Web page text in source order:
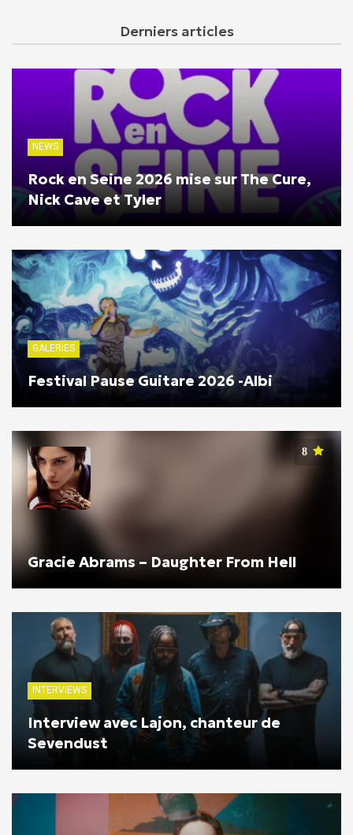
Derniers articles
NEWS
Rock en Seine 2026 mise sur The Cure,
Nick Cave et Tyler
GALERIES
Festival Pause Guitare 2026 -Albi
8
Gracie Abrams – Daughter From Hell
INTERVIEWS
Interview avec Lajon, chanteur de
Sevendust